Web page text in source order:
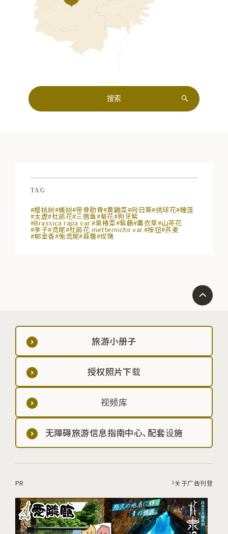
TAG
#樱桃树#槭树#带骨肋骨#黄鼬菜#向日葵#绣球花#睡莲
#太虚#杜鹃花#三唇鱼#菊花#狗牙紫
#Brassica rapa var.#臭椿菜#紫藤#薰衣草#山茶花
#李子#鸢尾#杜鹃花 metternichii var.#按钮#荞麦
#郁金香#兔鸢尾#苜蓿#玫瑰
旅游小册子
授权照片下载
视频库
无障碍旅游信息指南中心、配套设施
PR 关于广告刊登